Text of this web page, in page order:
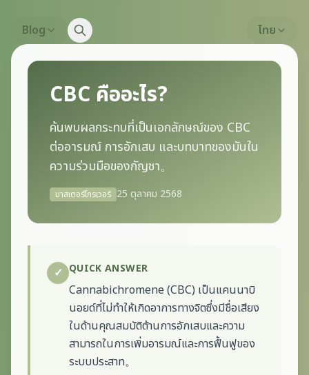
Blog ไทย
CBC คืออะไร?
ค้นพบผลกระทบที่เป็นเอกลักษณ์ของ CBC
ต่ออารมณ์ การอักเสบ และบทบาทของมันใน
ความร่วมมือของกัญชา。
มาสเตอร์โกรเวอร์ 25 ตุลาคม 2568
✓ QUICK ANSWER
Cannabichromene (CBC) เป็นแคนนาบิ
นอยด์ที่ไม่ทำให้เกิดอาการทางจิตซึ่งมีชื่อเสียง
ในด้านคุณสมบัติต้านการอักเสบและความ
สามารถในการเพิ่มอารมณ์และการฟื้นฟูของ
ระบบประสาท。